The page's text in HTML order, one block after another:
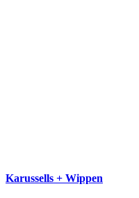
Karussells + Wippen